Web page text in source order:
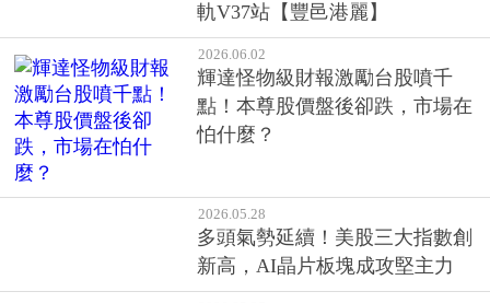
軌V37站【豐邑港麗】
2026.06.02
輝達怪物級財報激勵台股噴千
點！本尊股價盤後卻跌，市場在
怕什麼？
多頭氣勢延續！美股三大指數創
新高，AI晶片板塊成攻堅主力
2026.05.27
AI晶片荒引爆！美光飆漲19%市值